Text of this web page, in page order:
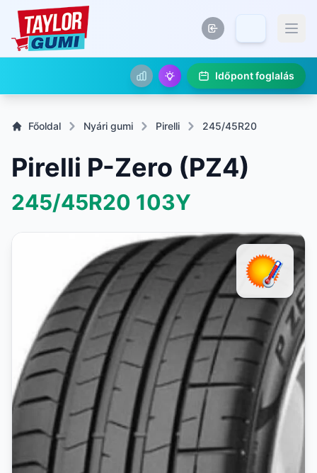
Időpont foglalás
Főoldal Nyári gumi Pirelli 245/45R20
Pirelli P-Zero (PZ4)
245/45R20 103Y